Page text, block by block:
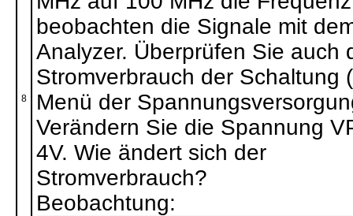
8
beobachten die Signale mit
Analyzer. Überprüfen Sie auch
Stromverbrauch der Schaltung
Menü der
Verändern Sie die Spannung
4V. Wie ändert sich der
Stromverbrauch?
Beobachtung: